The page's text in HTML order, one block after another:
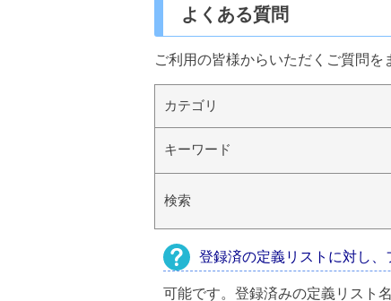
よくある質問
ご利用の皆様からいただくご質問を
カテゴリ
キーワード
検索
登録済の定義リストに対し
可能です。登録済みの定義リスト